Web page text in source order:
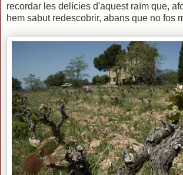
recordar les delícies d'aquest raïm que,
hem sabut redescobrir, abans que no fos